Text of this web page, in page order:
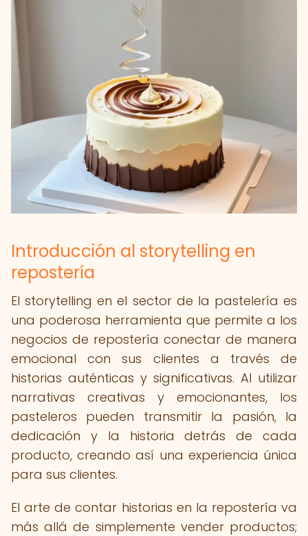
Introducción al storytelling en
repostería
El storytelling en el sector de la pastelería es
una poderosa herramienta que permite a los
negocios de repostería conectar de manera
emocional con sus clientes a través de
historias auténticas y significativas. Al utilizar
narrativas creativas y emocionantes, los
pasteleros pueden transmitir la pasión, la
dedicación y la historia detrás de cada
producto, creando así una experiencia única
para sus clientes.
El arte de contar historias en la repostería va
más allá de simplemente vender productos;